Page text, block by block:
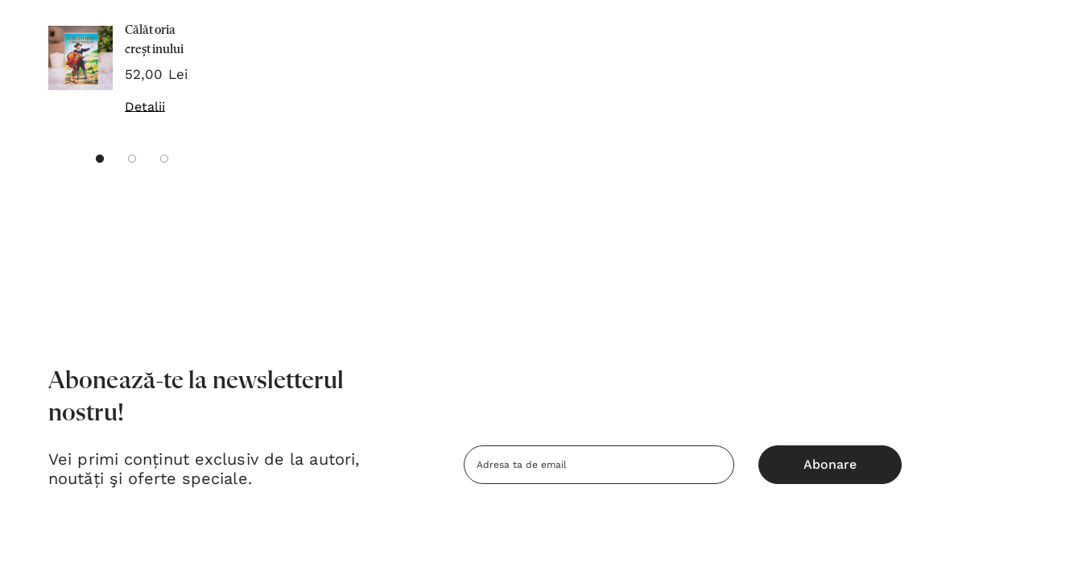
Călătoria
creștinului
52,00 Lei
Detalii
Abonează-te la newsletterul
nostru!
Vei primi conținut exclusiv de la autori,
noutăți şi oferte speciale.
Adresa
Email